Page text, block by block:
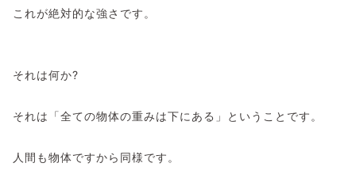
これが絶対的な強さです。
それは何か?
それは「全ての物体の重みは下にある」ということです。
人間も物体ですから同様です。